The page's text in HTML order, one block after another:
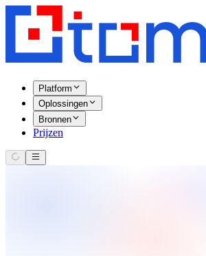
Platform
Oplossingen
Bronnen
Prijzen